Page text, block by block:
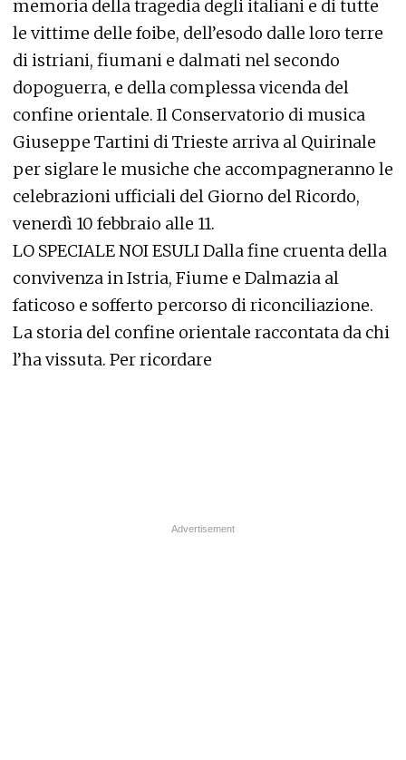
memoria della tragedia degli italiani e di tutte
le vittime delle foibe, dell’esodo dalle loro terre
di istriani, fiumani e dalmati nel secondo
dopoguerra, e della complessa vicenda del
confine orientale. Il Conservatorio di musica
Giuseppe Tartini di Trieste arriva al Quirinale
per siglare le musiche che accompagneranno le
celebrazioni ufficiali del Giorno del Ricordo,
venerdì 10 febbraio alle 11.
LO SPECIALE NOI ESULI Dalla fine cruenta della
convivenza in Istria, Fiume e Dalmazia al
faticoso e sofferto percorso di riconciliazione.
La storia del confine orientale raccontata da chi
l’ha vissuta. Per ricordare